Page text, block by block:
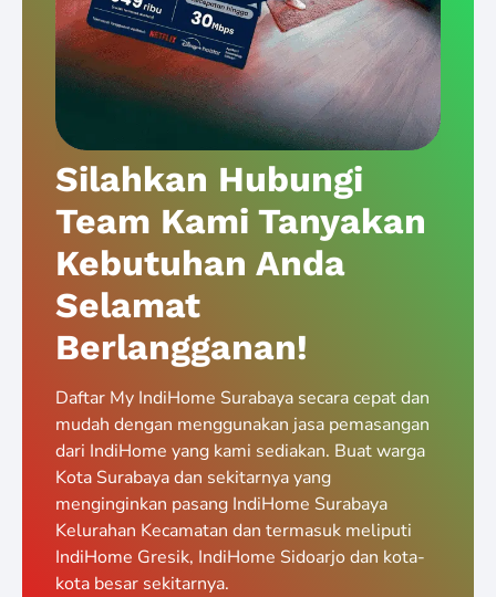
Silahkan Hubungi
Team Kami Tanyakan
Kebutuhan Anda
Selamat
Berlangganan!
Daftar My IndiHome Surabaya secara cepat dan
mudah dengan menggunakan jasa pemasangan
dari IndiHome yang kami sediakan. Buat warga
Kota Surabaya dan sekitarnya yang
menginginkan pasang IndiHome Surabaya
Kelurahan Kecamatan dan termasuk meliputi
IndiHome Gresik, IndiHome Sidoarjo dan kota-
kota besar sekitarnya.